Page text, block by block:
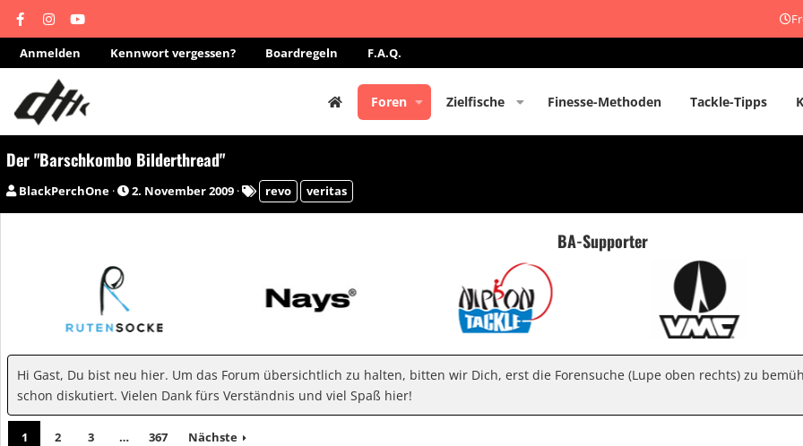
Anmelden Kennwort vergessen? Boardregeln F.A.Q.
Foren Zielfische Finesse-Methoden Tackle-Tipps
Der "Barschkombo Bilderthread"
E
BlackPerchOne
E
t
2. November 2009
S
w
revo veritas
BA-Supporter
Hi Gast, Du bist neu hier. Um das Forum übersichtlich zu halten, bitten wir Dich, erst die Forensuche (Lupe oben rechts) zu
schon diskutiert. Vielen Dank fürs Verständnis und viel Spaß hier!
1 2 3 … 367 Nächste